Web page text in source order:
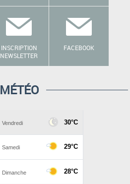
INSCRIPTION
NEWSLETTER
FACEBOOK
MÉTÉO